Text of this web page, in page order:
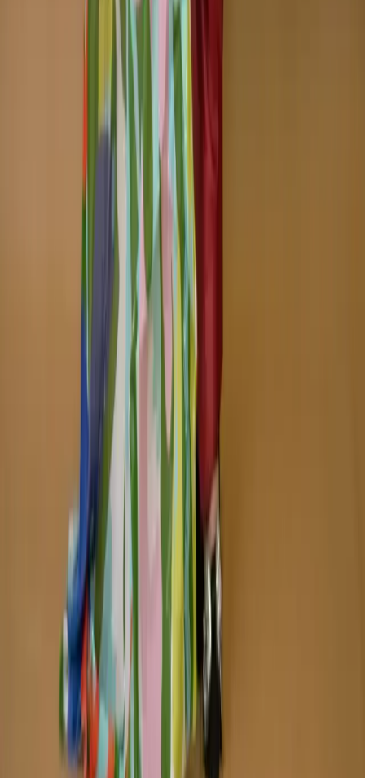
General Information
Orders and Shipping
Returns and Refunds